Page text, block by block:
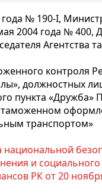
№ 190-I,
2004 года №
Агентства
контроля
должностных
пункта
таможенном
транспортом»
и
РК от 20